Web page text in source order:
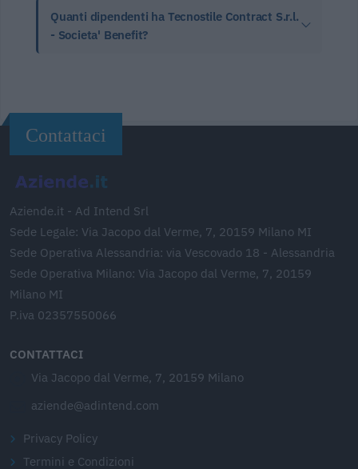
Quanti dipendenti ha Tecnostile Contract S.r.l.
- Societa' Benefit?
Contattaci
Aziende.it - Ad Intend Srl
Sede Legale: Via Jacopo dal Verme, 7, 20159 Milano MI
Sede Operativa Alessandria: via Vescovado 18 - Alessandria
Sede Operativa Milano: Via Jacopo dal Verme, 7, 20159
Milano MI
P.iva 02357550066
CONTATTACI
Via Jacopo dal Verme, 7, 20159 Milano
aziende@adintend.com
Privacy Policy
Termini e Condizioni